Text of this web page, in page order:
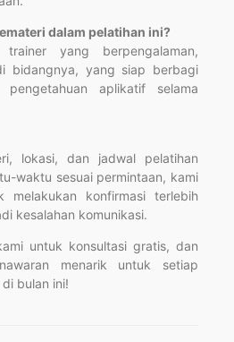
dalam pelatihan ini?
trainer yang berpengalaman,
bidangnya, yang siap berbagi
aplikatif selama
lokasi, dan jadwal pelatihan
waktu sesuai permintaan, kami
melakukan konfirmasi terlebih
kesalahan komunikasi.
untuk konsultasi gratis, dan
menarik untuk setiap
bulan ini!